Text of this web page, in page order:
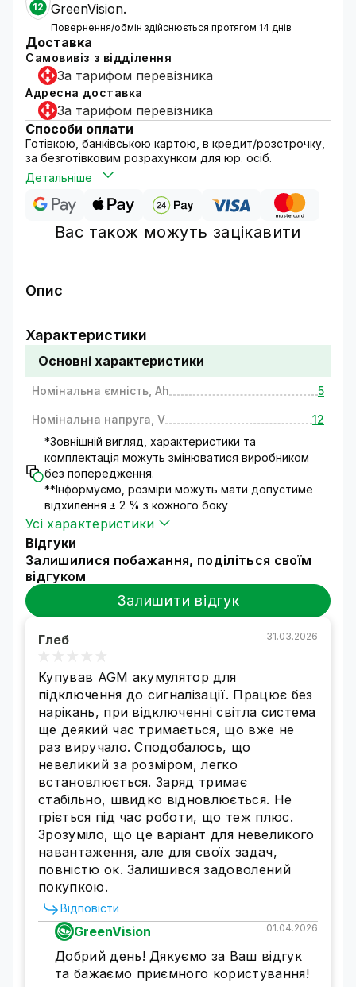
12
GreenVision.
Повернення/обмін здійснюється протягом 14 днів
Доставка
Самовивіз з відділення
За тарифом перевізника
Адресна доставка
За тарифом перевізника
Способи оплати
Готівкою, банківською картою, в кредит/розстрочку,
за безготівковим розрахунком для юр. осіб.
Детальніше
Вас також можуть зацікавити
Опис
AGM
Зовнішня універсальна АКБ, виготовлена за
технологією AGM – повністю герметичне
технічного обслуговування в процесі
зберігання та експлуатації.
Технологія виготовлення універсальних
зовнішніх акумуляторів AGM (absorbent glass
mat) передбачає наявність усередині батареї
абсорбуючої прокладки зі скловолокна. АКБ
цього типу чудово справляються з
підвищеними навантаженнями.
Переваги AGM акумулятора:
Ресурс циклів заряд/розряд у AGM
акумулятора – 400* (загалом 5 років,
залежно від умов експлуатації).
житлових приміщеннях. Відсутність вільного
рідкого електроліту між пластинами та повна
герметичність корпусу виключають
витікання кислоти та гарантують відсутність
шкідливих випарів.
Ці акумулятори при практичному
використанні показують стабільні результати
під час роботи в умовах низьких (-20°С) та
високих (+50°С) температур навколишнього
середовища.
В експлуатації свинцево-кислотний
акумулятор AGM здатний витримувати
тривалий розряд, циклічний розряд,
глибокий розряд і розряд високими
струмами.
Акумулятори цього типу мають низькі
показники саморозряду при тривалому
зберіганні та надійний самозахист від
Характеристики
Основні характеристики
Номінальна ємність, Ah 5
Номінальна напруга, V
12
*Зовнішній вигляд, характеристики та
комплектація можуть змінюватися виробником
без попередження.
**Інформуємо, розміри можуть мати допустиме
відхилення ± 2 % з кожного боку
Усі характеристики
Відгуки
Залишилися побажання, поділіться своїм
відгуком
Залишити відгук
Глеб 31.03.2026
Купував AGM акумулятор для
підключення до сигналізації. Працює без
нарікань, при відключенні світла система
ще деякий час тримається, що вже не
раз виручало. Сподобалось, що
невеликий за розміром, легко
встановлюється. Заряд тримає
стабільно, швидко відновлюється. Не
гріється під час роботи, що теж плюс.
Зрозуміло, що це варіант для невеликого
навантаження, але для своїх задач,
повністю ок. Залишився задоволений
покупкою.
Відповісти
GreenVision 01.04.2026
Добрий день! Дякуємо за Ваш відгук
та бажаємо приємного користування!